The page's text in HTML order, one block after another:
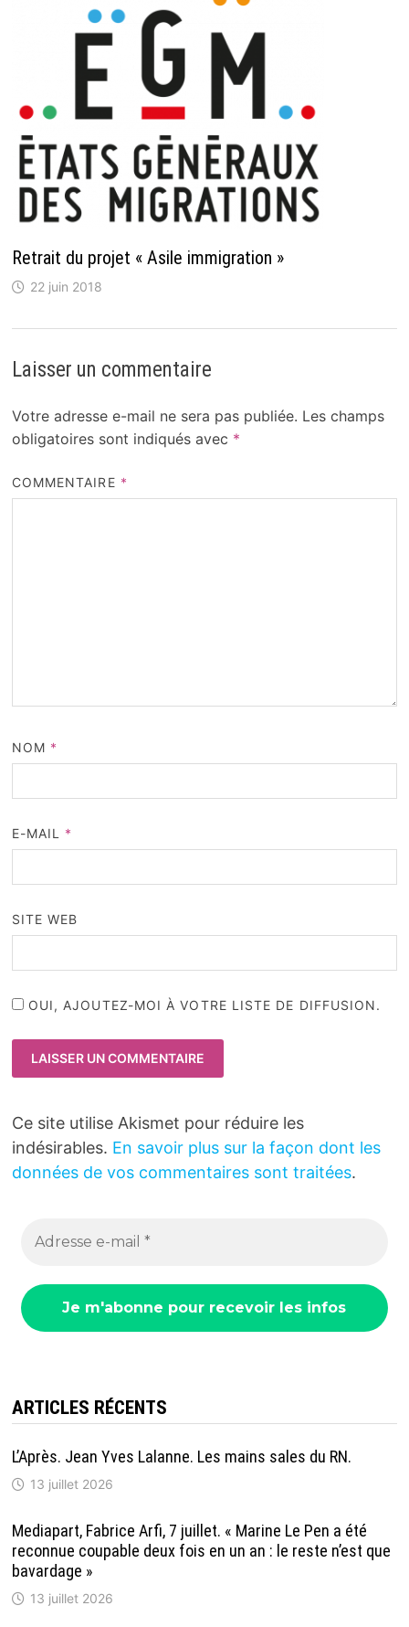
Retrait du projet « Asile immigration »
22 juin 2018
Laisser un commentaire
Votre adresse e-mail ne sera pas publiée. Les champs
obligatoires sont indiqués avec *
COMMENTAIRE *
NOM *
E-MAIL *
SITE WEB
OUI, AJOUTEZ-MOI À VOTRE LISTE DE DIFFUSION.
Ce site utilise Akismet pour réduire les
indésirables. En savoir plus sur la façon dont les
données de vos commentaires sont traitées.
ARTICLES RÉCENTS
L’Après. Jean Yves Lalanne. Les mains sales du RN.
13 juillet 2026
Mediapart, Fabrice Arfi, 7 juillet. « Marine Le Pen a été
reconnue coupable deux fois en un an : le reste n’est que
bavardage »
13 juillet 2026